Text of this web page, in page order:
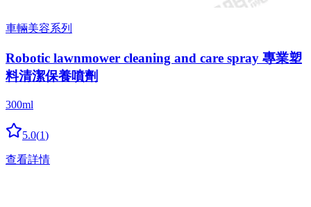
車輛美容系列
Robotic lawnmower cleaning and care spray 專業塑
料清潔保養噴劑
300ml
5.0(1)
查看詳情